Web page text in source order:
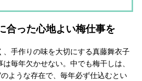
合った心地よい梅仕事を
、手作りの味を大切にする真藤舞衣子
毎年欠かせない。中でも梅干しは、
ような存在で、毎年必ず仕込むとい